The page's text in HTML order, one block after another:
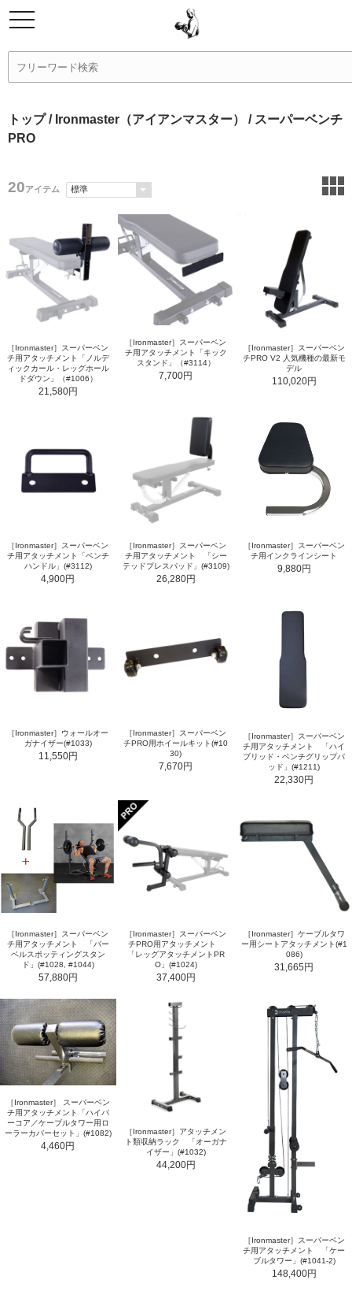
トップ/ Ironmaster（アイアンマスター）
/ スーパーベンチ
PRO
20アイテム
［Ironmaster］スーパーベン
チ用アタッチメント「ノルデ
ィックカール・レッグホール
ドダウン」（#1006）
21,580円
［Ironmaster］スーパーベン
チ用アタッチメント「キック
スタンド」（#3114）
7,700円
［Ironmaster］スーパーベン
チPRO V2 人気機種の最新モ
デル
110,020円
［Ironmaster］スーパーベン
チ用アタッチメント「ベンチ
ハンドル」(#3112)
4,900円
［Ironmaster］スーパーベン
チ用アタッチメント 「シー
テッドプレスパッド」(#3109)
26,280円
［Ironmaster］スーパーベン
チ用インクラインシート
9,880円
［Ironmaster］ウォールオー
ガナイザー(#1033)
11,550円
［Ironmaster］スーパーベン
チPRO用ホイールキット(#10
30)
7,670円
［Ironmaster］スーパーベン
チ用アタッチメント 「ハイ
ブリッド・ベンチグリップパ
ッド」(#1211)
22,330円
［Ironmaster］スーパーベン
チ用アタッチメント 「バー
ベルスポッティングスタン
ド」(#1028, #1044)
57,880円
［Ironmaster］スーパーベン
チPRO用アタッチメント
「レッグアタッチメントPR
O」(#1024)
37,400円
［Ironmaster］ケーブルタワ
ー用シートアタッチメント(#1
086)
31,665円
［Ironmaster］ スーパーベン
チ用アタッチメント「ハイパ
ーコア／ケーブルタワー用ロ
ーラーカバーセット」(#1082)
4,460円
［Ironmaster］アタッチメン
ト類収納ラック 「オーガナ
イザー」(#1032)
44,200円
［Ironmaster］スーパーベン
チ用アタッチメント 「ケー
ブルタワー」(#1041-2)
148,400円